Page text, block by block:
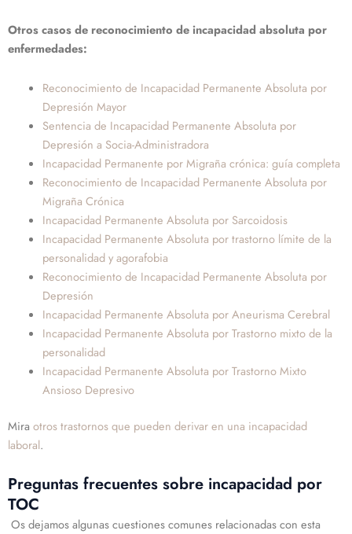
Otros casos de reconocimiento de incapacidad absoluta por
enfermedades:
Reconocimiento de Incapacidad Permanente Absoluta por
Depresión Mayor
Sentencia de Incapacidad Permanente Absoluta por
Depresión a Socia-Administradora
Incapacidad Permanente por Migraña crónica: guía completa
Reconocimiento de Incapacidad Permanente Absoluta por
Migraña Crónica
Incapacidad Permanente Absoluta por Sarcoidosis
Incapacidad Permanente Absoluta por trastorno límite de la
personalidad y agorafobia
Reconocimiento de Incapacidad Permanente Absoluta por
Depresión
Incapacidad Permanente Absoluta por Aneurisma Cerebral
Incapacidad Permanente Absoluta por Trastorno mixto de la
personalidad
Incapacidad Permanente Absoluta por Trastorno Mixto
Ansioso Depresivo
Mira otros trastornos que pueden derivar en una incapacidad
laboral.
Preguntas frecuentes sobre incapacidad por
TOC
Os dejamos algunas cuestiones comunes relacionadas con esta